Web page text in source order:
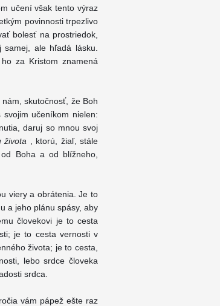
učení však tento výraz
povinnosti trpezlivo
bolesť na prostriedok,
ale hľadá lásku.
za Kristom znamená
skutočnosť, že Boh
svojim učeníkom nielen:
daruj so mnou svoj
života
, ktorú, žiaľ, stále
Boha a od blížneho,
viery a obrátenia. Je to
a jeho plánu spásy, aby
človekovi je to cesta
je to cesta vernosti v
života; je to cesta,
lebo srdce človeka
srdca.
vám pápež ešte raz